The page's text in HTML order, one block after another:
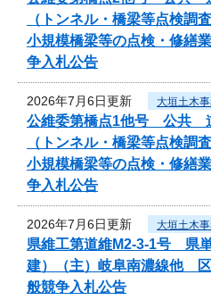
（トンネル・橋梁等点検調
小規模橋梁等の点検・修繕
争入札公告
2026年7月6日更新 大垣土木
公維委第橋点1他号 公共
（トンネル・橋梁等点検調
小規模橋梁等の点検・修繕
争入札公告
2026年7月6日更新 大垣土木
県維工第道維M2-3-1号 県
建）（主）岐阜南濃線他
般競争入札公告